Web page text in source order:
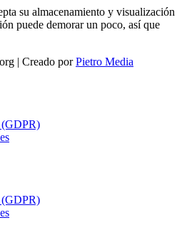
su almacenamiento y visualización
puede demorar un poco, así que
| Creado porPietro Media
(GDPR)
(GDPR)